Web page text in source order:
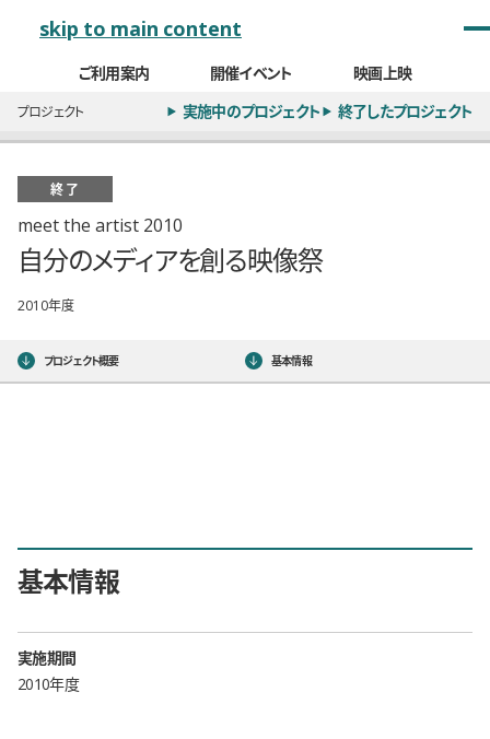
skip to main content
ご利用案内 開催イベント 映画上映
プロジェクト 実施中のプロジェクト 終了したプロジェクト
終了
meet the artist 2010
自分のメディアを創る映像祭
2010年度
プロジェクト概要 基本情報
基本情報
実施期間
2010年度